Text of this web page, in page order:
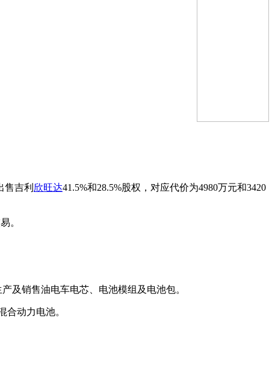
售吉利 欣旺达41.5%和28.5%股权，对应代价为4980万元和3420
。
及销售油电车电芯、电池模组及电池包。
合动力电池。